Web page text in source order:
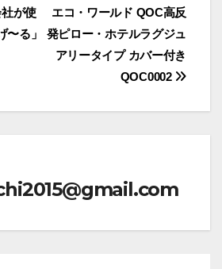
エコ・ワールド QOC高反
発ピロー・ホテルラグジュ
アリータイプ カバー付き
QOC0002
が使
〜る」